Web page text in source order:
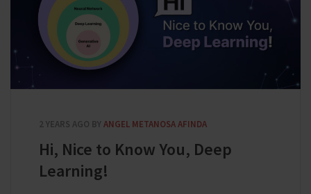
2 YEARS AGO BY ANGEL METANOSA AFINDA
Hi, Nice to Know You, Deep
Learning!